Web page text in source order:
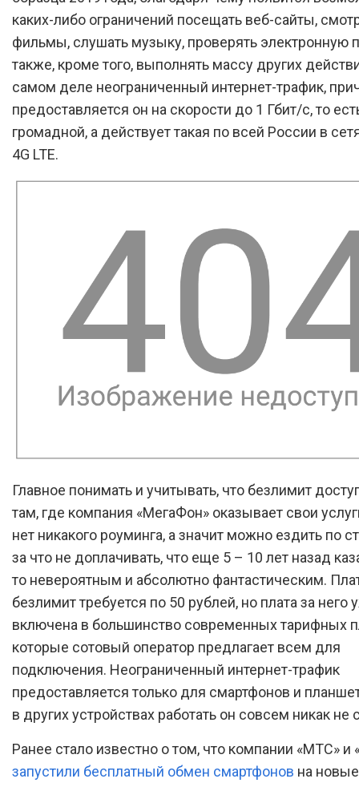
каких-либо ограничений посещать веб-сайты,
фильмы, слушать музыку, проверять электронную
также, кроме того, выполнять массу других
самом деле неограниченный интернет-трафик,
предоставляется он на скорости до 1 Гбит/с, то
громадной, а действует такая по всей России в
4G LTE.
Главное понимать и учитывать, что безлимит
там, где компания «МегаФон» оказывает свои
нет никакого роуминга, а значит можно ездить по
за что не доплачивать, что еще 5 – 10 лет назад
то невероятным и абсолютно фантастическим.
безлимит требуется по 50 рублей, но плата за него
включена в большинство современных тарифных
которые сотовый оператор предлагает всем для
подключения. Неограниченный интернет-трафик
предоставляется только для смартфонов и
в других устройствах работать он совсем никак не
Ранее стало известно о том, что компании «МТС» и
запустили бесплатный обмен смартфонов на